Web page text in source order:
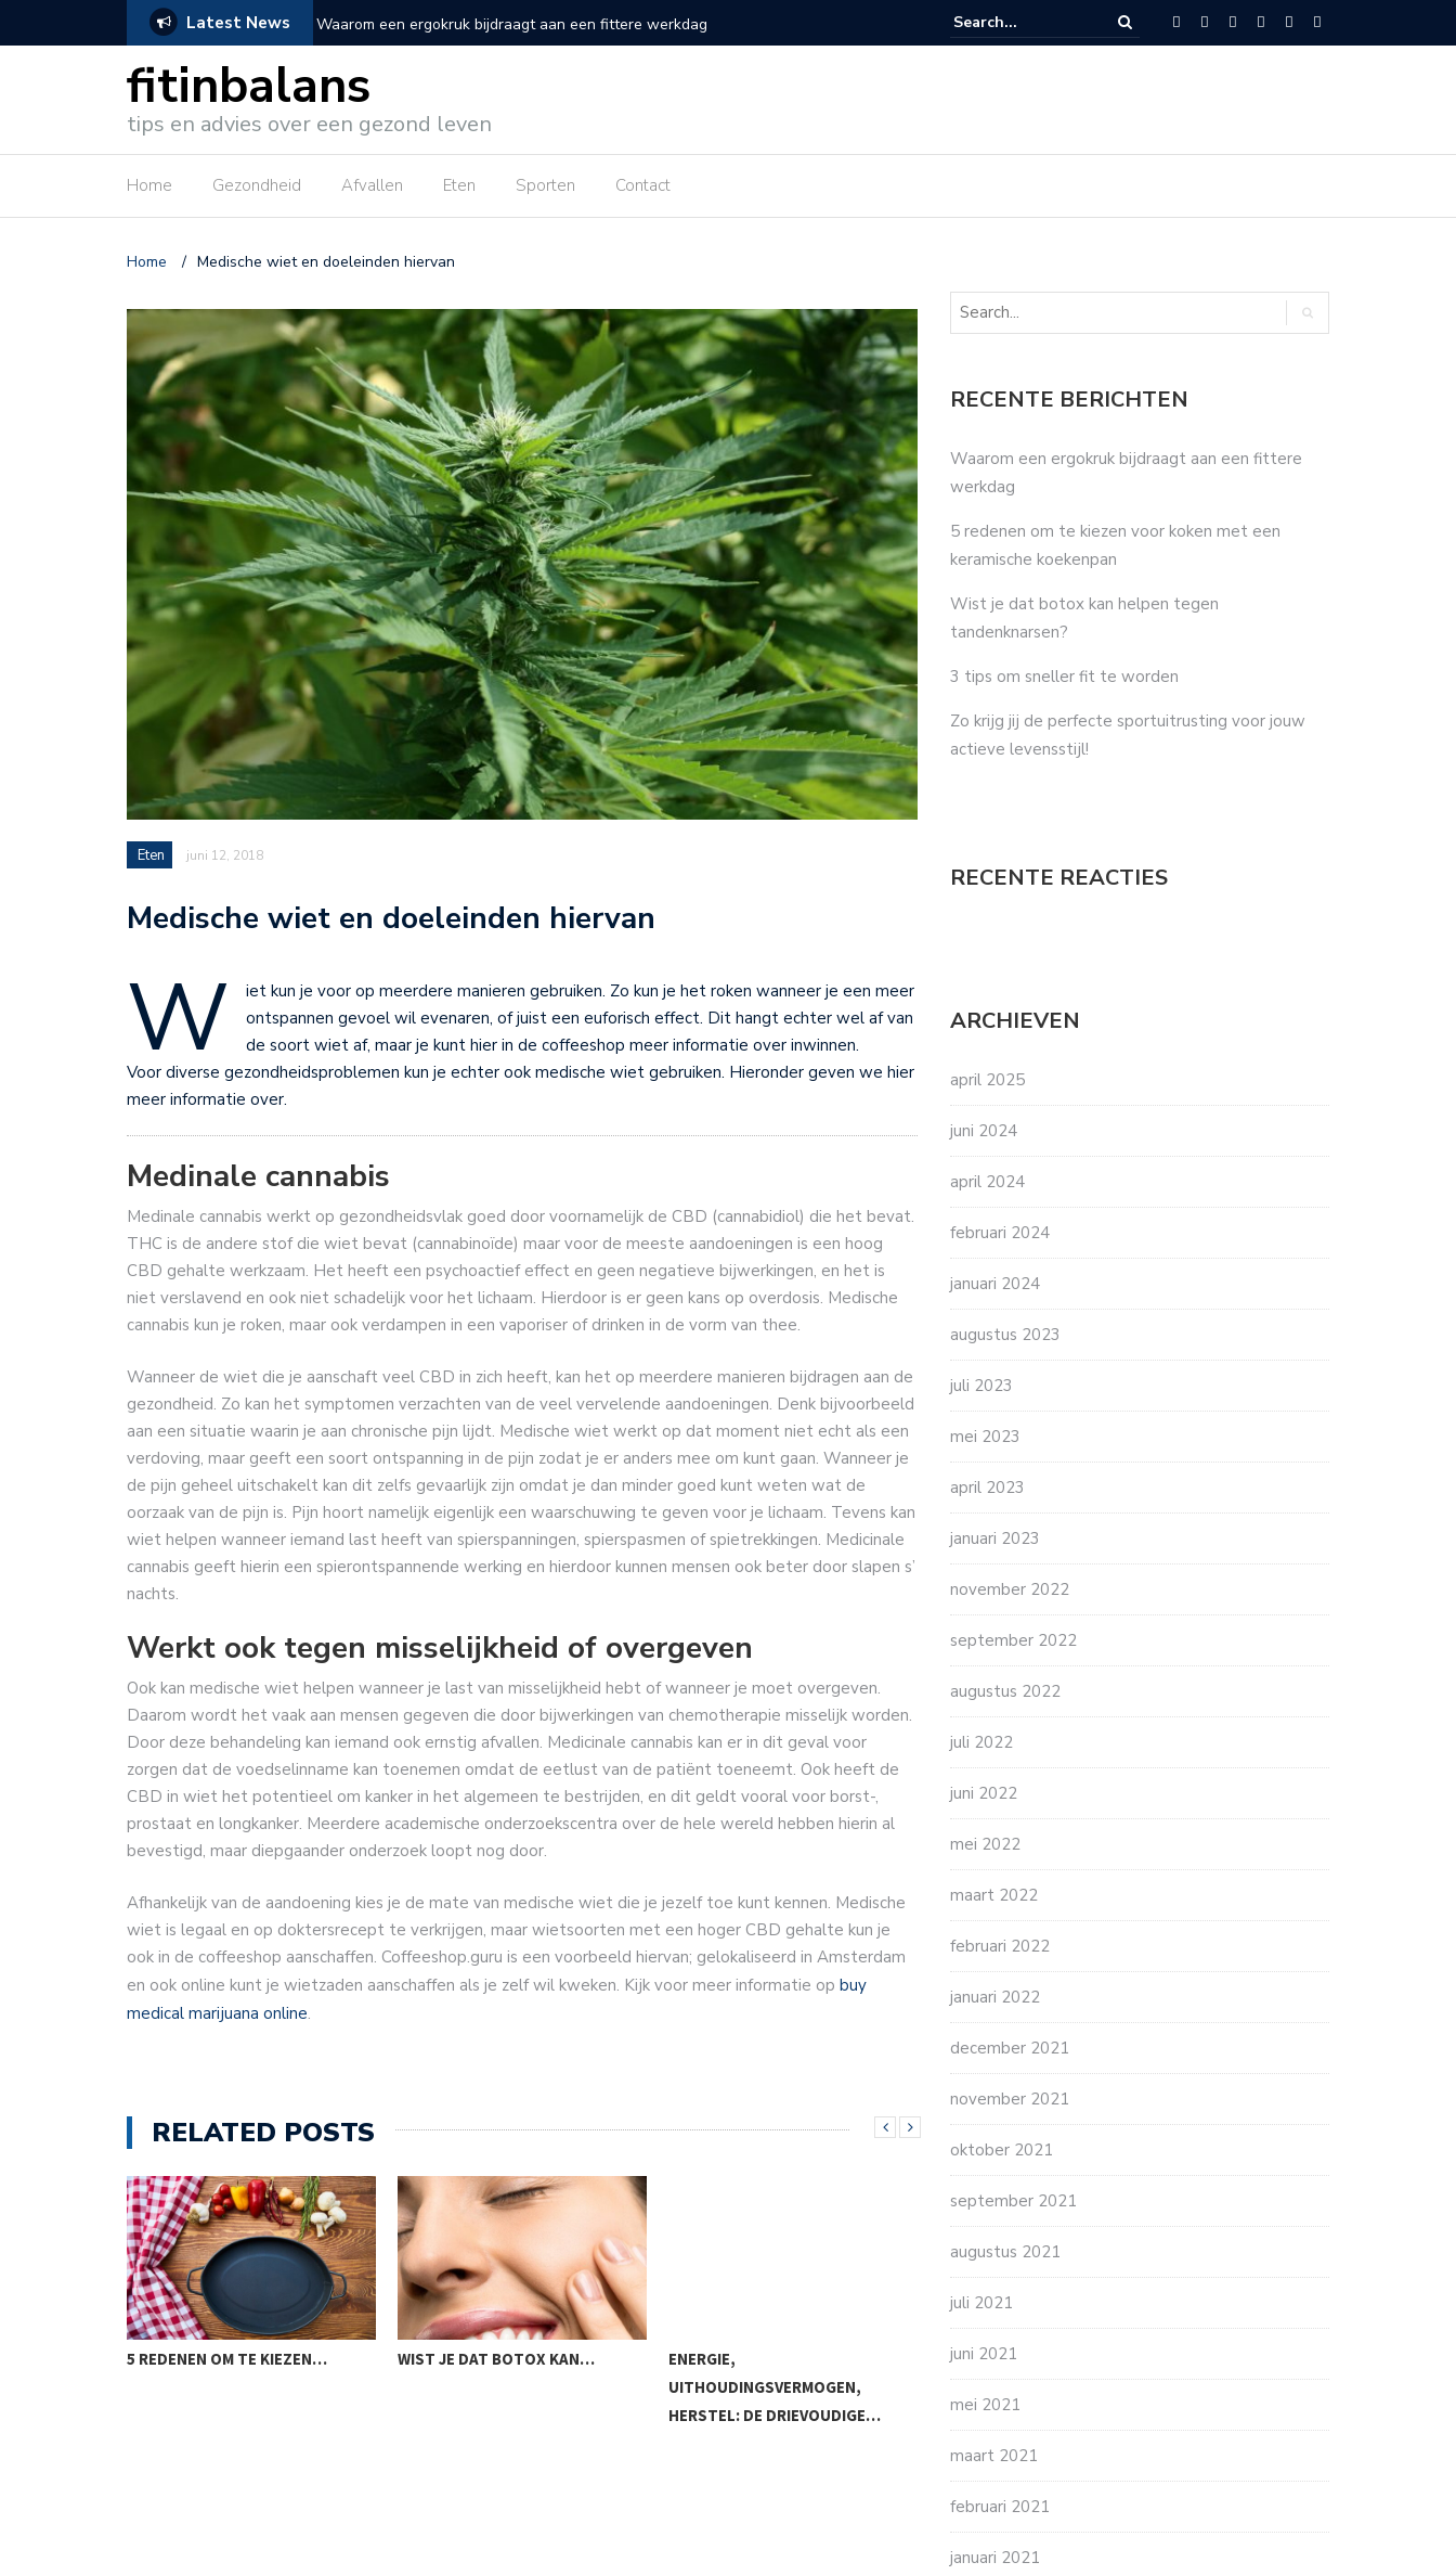
Latest News 5 redenen om te kiezen voor koken met een keramische koekenpan Wist je dat botox kan helpen tegen tandenknarsen?
fitinbalans
tips en advies over een gezond leven
Home Gezondheid Afvallen Eten Sporten Contact
Home / Medische wiet en doeleinden hiervan
Eten juni 12, 2018
Medische wiet en doeleinden hiervan
W
iet kun je voor op meerdere manieren gebruiken. Zo kun je het roken wanneer je een meer
ontspannen gevoel wil evenaren, of juist een euforisch effect. Dit hangt echter wel af van
de soort wiet af, maar je kunt hier in de coffeeshop meer informatie over inwinnen.
Voor diverse gezondheidsproblemen kun je echter ook medische wiet gebruiken. Hieronder geven we hier
meer informatie over.
Medinale cannabis
Medinale cannabis werkt op gezondheidsvlak goed door voornamelijk de CBD (cannabidiol) die het bevat.
THC is de andere stof die wiet bevat (cannabinoïde) maar voor de meeste aandoeningen is een hoog
CBD gehalte werkzaam. Het heeft een psychoactief effect en geen negatieve bijwerkingen, en het is
niet verslavend en ook niet schadelijk voor het lichaam. Hierdoor is er geen kans op overdosis. Medische
cannabis kun je roken, maar ook verdampen in een vaporiser of drinken in de vorm van thee.
Wanneer de wiet die je aanschaft veel CBD in zich heeft, kan het op meerdere manieren bijdragen aan de
gezondheid. Zo kan het symptomen verzachten van de veel vervelende aandoeningen. Denk bijvoorbeeld
aan een situatie waarin je aan chronische pijn lijdt. Medische wiet werkt op dat moment niet echt als een
verdoving, maar geeft een soort ontspanning in de pijn zodat je er anders mee om kunt gaan. Wanneer je
de pijn geheel uitschakelt kan dit zelfs gevaarlijk zijn omdat je dan minder goed kunt weten wat de
oorzaak van de pijn is. Pijn hoort namelijk eigenlijk een waarschuwing te geven voor je lichaam. Tevens kan
wiet helpen wanneer iemand last heeft van spierspanningen, spierspasmen of spietrekkingen. Medicinale
cannabis geeft hierin een spierontspannende werking en hierdoor kunnen mensen ook beter door slapen s’
nachts.
Werkt ook tegen misselijkheid of overgeven
Ook kan medische wiet helpen wanneer je last van misselijkheid hebt of wanneer je moet overgeven.
Daarom wordt het vaak aan mensen gegeven die door bijwerkingen van chemotherapie misselijk worden.
Door deze behandeling kan iemand ook ernstig afvallen. Medicinale cannabis kan er in dit geval voor
zorgen dat de voedselinname kan toenemen omdat de eetlust van de patiënt toeneemt. Ook heeft de
CBD in wiet het potentieel om kanker in het algemeen te bestrijden, en dit geldt vooral voor borst-,
prostaat en longkanker. Meerdere academische onderzoekscentra over de hele wereld hebben hierin al
bevestigd, maar diepgaander onderzoek loopt nog door.
Afhankelijk van de aandoening kies je de mate van medische wiet die je jezelf toe kunt kennen. Medische
wiet is legaal en op doktersrecept te verkrijgen, maar wietsoorten met een hoger CBD gehalte kun je
ook in de coffeeshop aanschaffen. Coffeeshop.guru is een voorbeeld hiervan; gelokaliseerd in Amsterdam
en ook online kunt je wietzaden aanschaffen als je zelf wil kweken. Kijk voor meer informatie op buy
medical marijuana online.
RELATED POSTS
5 REDENEN OM TE KIEZEN… WIST JE DAT BOTOX KAN…
ENERGIE,
UITHOUDINGSVERMOGEN,
HERSTEL: DE DRIEVOUDIGE…
BEHAAL DEZE VOORDELEN MET
GOEDE…
RECENTE BERICHTEN
Waarom een ergokruk bijdraagt aan een fittere
werkdag
5 redenen om te kiezen voor koken met een
keramische koekenpan
Wist je dat botox kan helpen tegen
tandenknarsen?
3 tips om sneller fit te worden
Zo krijg jij de perfecte sportuitrusting voor jouw
actieve levensstijl!
RECENTE REACTIES
ARCHIEVEN
april 2025
juni 2024
april 2024
februari 2024
januari 2024
augustus 2023
juli 2023
mei 2023
april 2023
januari 2023
november 2022
september 2022
augustus 2022
juli 2022
juni 2022
mei 2022
maart 2022
februari 2022
januari 2022
december 2021
november 2021
oktober 2021
september 2021
augustus 2021
juli 2021
juni 2021
mei 2021
maart 2021
februari 2021
januari 2021